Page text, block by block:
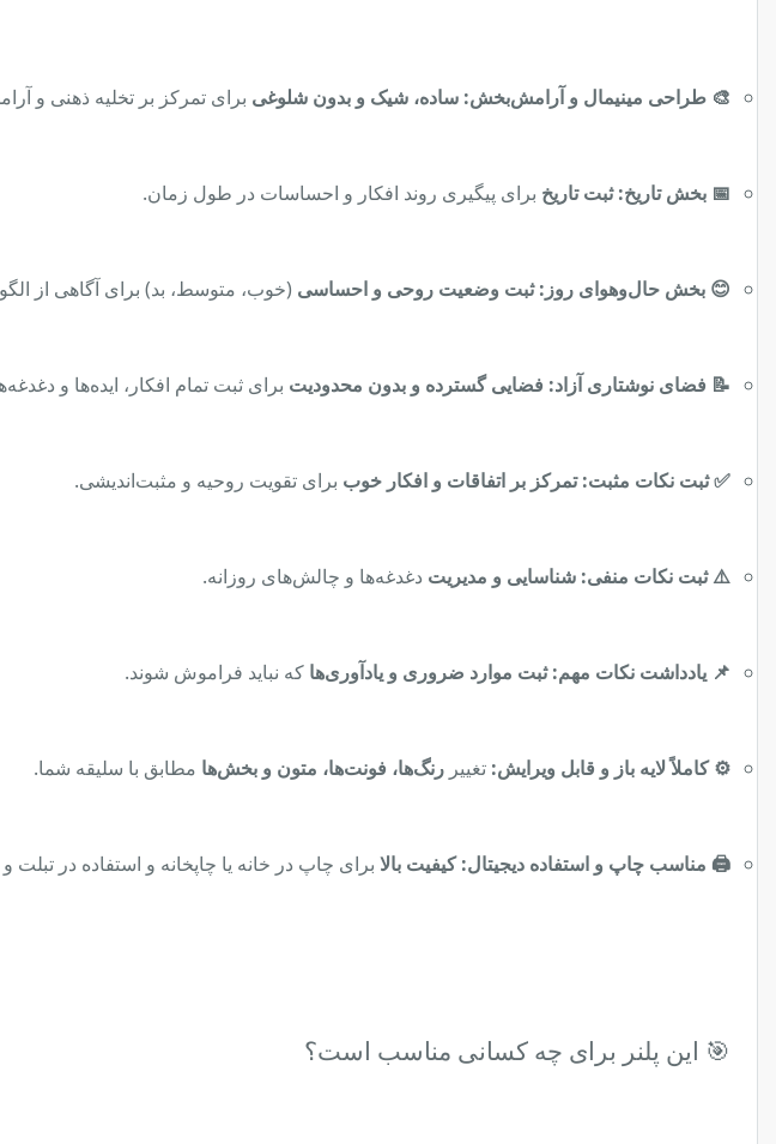
🎨 طراحی مینیمال و آرامش‌بخش: ساده، شیک و بدون شلوغی برای تمرکز بر تخلیه ذهنی و
📅 بخش تاریخ: ثبت تاریخ برای پیگیری روند افکار و احساسات در طول زمان.
😊 بخش حال‌وهوای روز: ثبت وضعیت روحی و احساسی (خوب، متوسط، بد) برای آگاهی از
📝 فضای نوشتاری آزاد: فضایی گسترده و بدون محدودیت برای ثبت تمام افکار، ایده‌ها و
✅ ثبت نکات مثبت: تمرکز بر اتفاقات و افکار خوب برای تقویت روحیه و مثبت‌اندیشی.
⚠️ ثبت نکات منفی: شناسایی و مدیریت دغدغه‌ها و چالش‌های روزانه.
📌 یادداشت نکات مهم: ثبت موارد ضروری و یادآوری‌ها که نباید فراموش شوند.
⚙️ کاملاً لایه باز و قابل ویرایش: تغییر رنگ‌ها، فونت‌ها، متون و بخش‌ها مطابق با سلیقه شما.
🖨️ مناسب چاپ و استفاده دیجیتال: کیفیت بالا برای چاپ در خانه یا چاپخانه و استفاده در تبلت و
🎯 این پلنر برای چه کسانی مناسب است؟